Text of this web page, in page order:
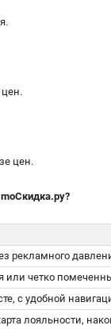
цен.
рекламного
или четко
с удобной
лояльности,